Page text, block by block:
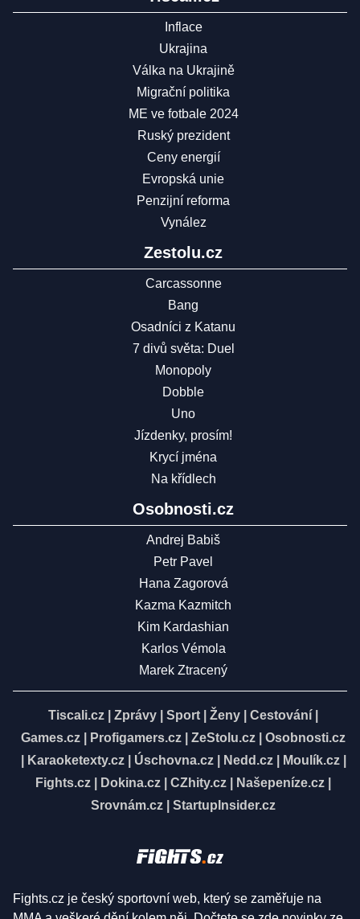
Inflace
Ukrajina
Válka na Ukrajině
Migrační politika
ME ve fotbale 2024
Ruský prezident
Ceny energií
Evropská unie
Penzijní reforma
Vynález
Zestolu.cz
Carcassonne
Bang
Osadníci z Katanu
7 divů světa: Duel
Monopoly
Dobble
Uno
Jízdenky, prosím!
Krycí jména
Na křídlech
Osobnosti.cz
Andrej Babiš
Petr Pavel
Hana Zagorová
Kazma Kazmitch
Kim Kardashian
Karlos Vémola
Marek Ztracený
Tiscali.cz Zprávy Sport Ženy Cestování
Games.cz
Profigamers.cz ZeStolu.cz
Osobnosti.cz
Karaoketexty.cz| Úschovna.cz| Nedd.cz| Moulík.cz|
Fights.cz
Dokina.cz CZhity.cz Našepeníze.cz
Srovnám.cz
StartupInsider.cz
Fights.cz je český sportovní web, který se zaměřuje na